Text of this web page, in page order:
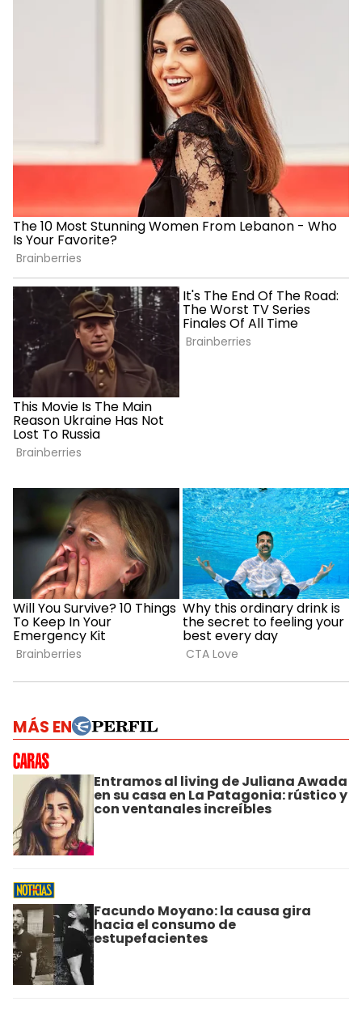
MÁS EN
Entramos al living de Juliana Awada
en su casa en La Patagonia: rústico y
con ventanales increíbles
Facundo Moyano: la causa gira
hacia el consumo de
estupefacientes